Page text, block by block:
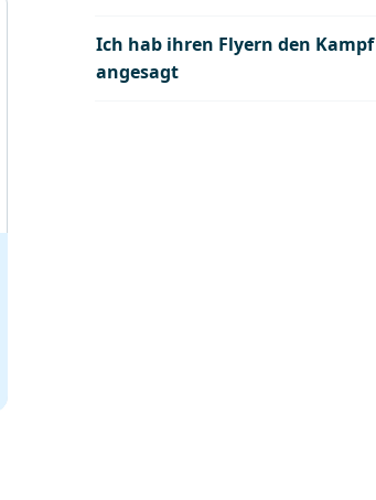
Ich hab ihren Flyern den Kampf
angesagt